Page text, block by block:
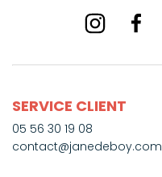
SERVICE CLIENT
05 56 30 19 08
contact@janedeboy.com